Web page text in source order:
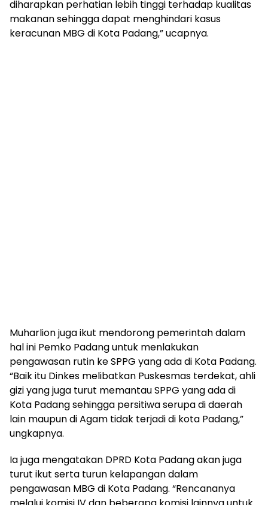
diharapkan perhatian lebih tinggi terhadap kualitas
makanan sehingga dapat menghindari kasus
keracunan MBG di Kota Padang,” ucapnya.
Muharlion juga ikut mendorong pemerintah dalam
hal ini Pemko Padang untuk menlakukan
pengawasan rutin ke SPPG yang ada di Kota Padang.
“Baik itu Dinkes melibatkan Puskesmas terdekat, ahli
gizi yang juga turut memantau SPPG yang ada di
Kota Padang sehingga persitiwa serupa di daerah
lain maupun di Agam tidak terjadi di kota Padang,”
ungkapnya.
Ia juga mengatakan DPRD Kota Padang akan juga
turut ikut serta turun kelapangan dalam
pengawasan MBG di Kota Padang. “Rencananya